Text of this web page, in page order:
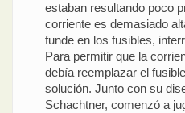
estaban resultando poco
corriente es demasiado
funde en los fusibles,
Para permitir que la
debía reemplazar el
solución. Junto con su
Schachtner, comenzó a